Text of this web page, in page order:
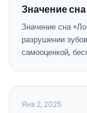
Значение
Значение сна
разрушении
самооценкой,
ОБЩАЯ
Янв 2, 2025